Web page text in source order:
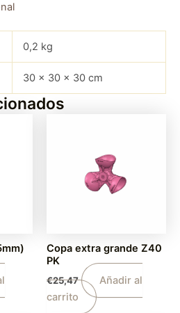
0,2 kg
30 × 30 × 30 cm
Copa extra grande Z40
PK
€25,47
Añadir al
carrito